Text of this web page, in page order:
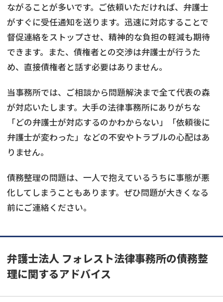
ながることが多いです。ご依頼いただければ、弁護士
がすぐに受任通知を送ります。迅速に対応することで
督促連絡をストップさせ、精神的な負担の軽減も期待
できます。また、債権者との交渉は弁護士が行うた
め、直接債権者と話す必要はありません。
当事務所では、ご相談から問題解決まで全て代表の森
が対応いたします。大手の法律事務所にありがちな
「どの弁護士が対応するのかわからない」「依頼後に
弁護士が変わった」などの不安やトラブルの心配はあ
りません。
債務整理の問題は、一人で抱えているうちに事態が悪
化してしまうこともあります。ぜひ問題が大きくなる
前にご連絡ください。
弁護士法人 フォレスト法律事務所の債務整
理に関するアドバイス